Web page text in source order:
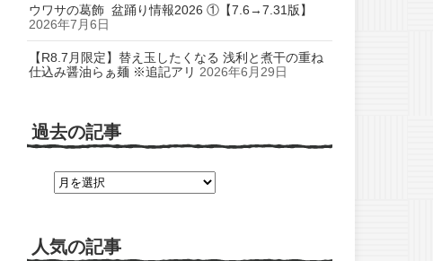
ウワサの葛飾 盆踊り情報2026 ①【7.6→7.31版】
2026年7月6日
【R8.7月限定】替え玉したくなる 浅利と煮干の重ね
仕込み醤油らぁ麺 ※追記アリ 2026年6月29日
過去の記事
人気の記事